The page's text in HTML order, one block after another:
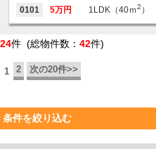
0101 5万円 1LDK（40ｍ2 ）
24件 (総物件数： 42件)
1 2 次の20件>>
条件を絞り込む